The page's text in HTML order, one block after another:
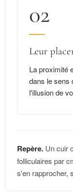
02
Leur
La proximité
dans le sens
l'illusion de
Repère. Un cuir
folliculaires par
s'en rapprocher,